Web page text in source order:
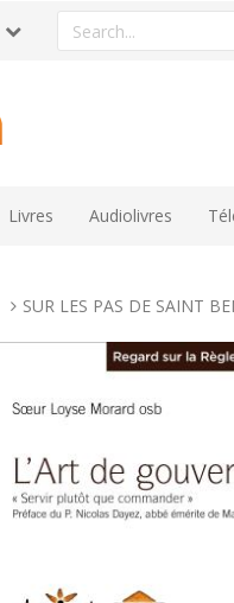
Search
a
Livres Audiolivres
SUR LES PAS DE SAINT